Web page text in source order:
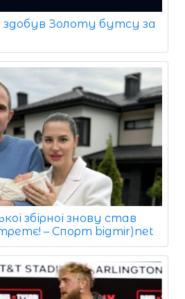
здобув Золоту бутсу за
збірної знову став
– Спорт bigmir)net